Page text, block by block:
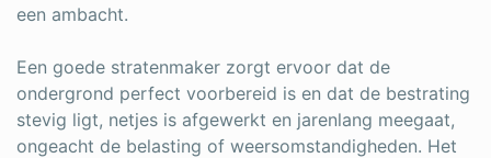
een ambacht.
Een goede stratenmaker zorgt ervoor dat de
ondergrond perfect voorbereid is en dat de bestrating
stevig ligt, netjes is afgewerkt en jarenlang meegaat,
ongeacht de belasting of weersomstandigheden. Het